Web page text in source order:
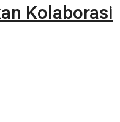
Kolaborasi